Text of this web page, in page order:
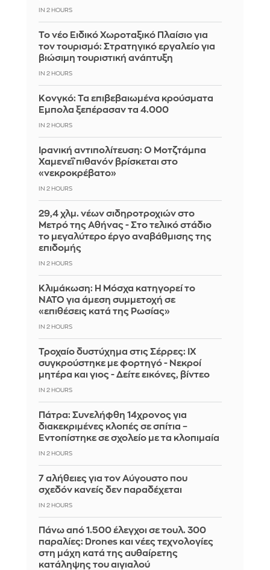
IN 2 HOURS
Το νέο Ειδικό Χωροταξικό Πλαίσιο για
τον τουρισμό: Στρατηγικό εργαλείο για
βιώσιμη τουριστική ανάπτυξη
IN 2 HOURS
Κονγκό: Τα επιβεβαιωμένα κρούσματα
Έμπολα ξεπέρασαν τα 4.000
IN 2 HOURS
Ιρανική αντιπολίτευση: Ο Μοτζτάμπα
Χαμενεΐ πιθανόν βρίσκεται στο
«νεκροκρέβατο»
IN 2 HOURS
29,4 χλμ. νέων σιδηροτροχιών στο
Μετρό της Αθήνας - Στο τελικό στάδιο
το μεγαλύτερο έργο αναβάθμισης της
επιδομής
IN 2 HOURS
Κλιμάκωση: Η Μόσχα κατηγορεί το
ΝΑΤΟ για άμεση συμμετοχή σε
«επιθέσεις κατά της Ρωσίας»
IN 2 HOURS
Τροχαίο δυστύχημα στις Σέρρες: ΙΧ
συγκρούστηκε με φορτηγό - Νεκροί
μητέρα και γιος - Δείτε εικόνες, βίντεο
IN 2 HOURS
Πάτρα: Συνελήφθη 14χρονος για
διακεκριμένες κλοπές σε σπίτια –
Εντοπίστηκε σε σχολείο με τα κλοπιμαία
IN 2 HOURS
7 αλήθειες για τον Αύγουστο που
σχεδόν κανείς δεν παραδέχεται
IN 2 HOURS
Πάνω από 1.500 έλεγχοι σε τουλ. 300
παραλίες: Drones και νέες τεχνολογίες
στη μάχη κατά της αυθαίρετης
κατάληψης του αιγιαλού